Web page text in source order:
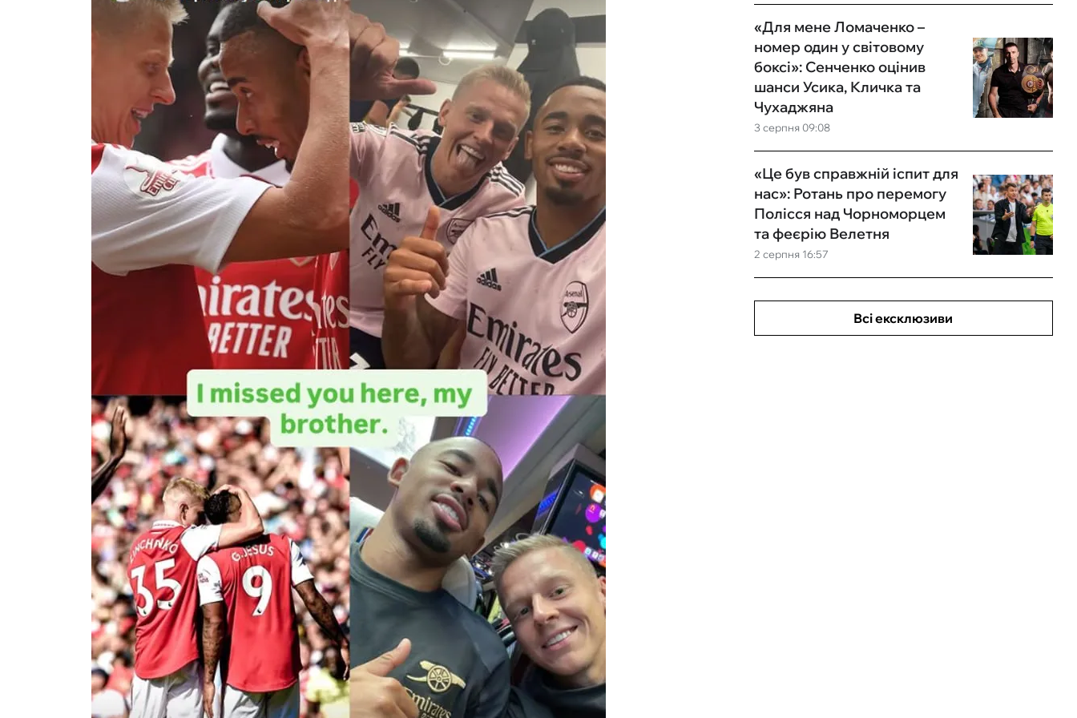
3 серпня 09:08
«Для мене Ломаченко –
номер один у світовому
боксі»: Сенченко оцінив
шанси Усика, Кличка та
Чухаджяна
2 серпня 16:57
«Це був справжній іспит для
нас»: Ротань про перемогу
Полісся над Чорноморцем
та феєрію Велетня
Всі ексклюзиви